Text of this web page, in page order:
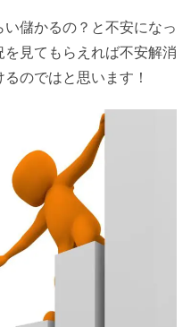
儲かるの？と不安になっ
見てもらえれば不安解消
のではと思います！